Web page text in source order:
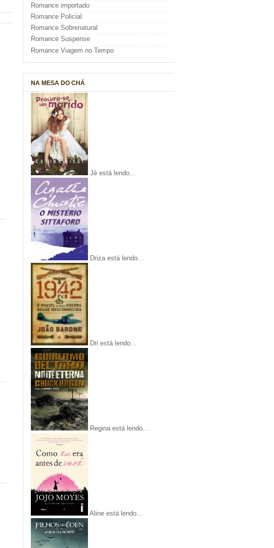
Romance importado
Romance Policial
Romance Sobrenatural
Romance Suspense
Romance Viagem no Tempo
NA MESA DO CHÁ
Jê está lendo...
Driza está lendo...
Dri está lendo...
Regina está lendo...
Aline está lendo...